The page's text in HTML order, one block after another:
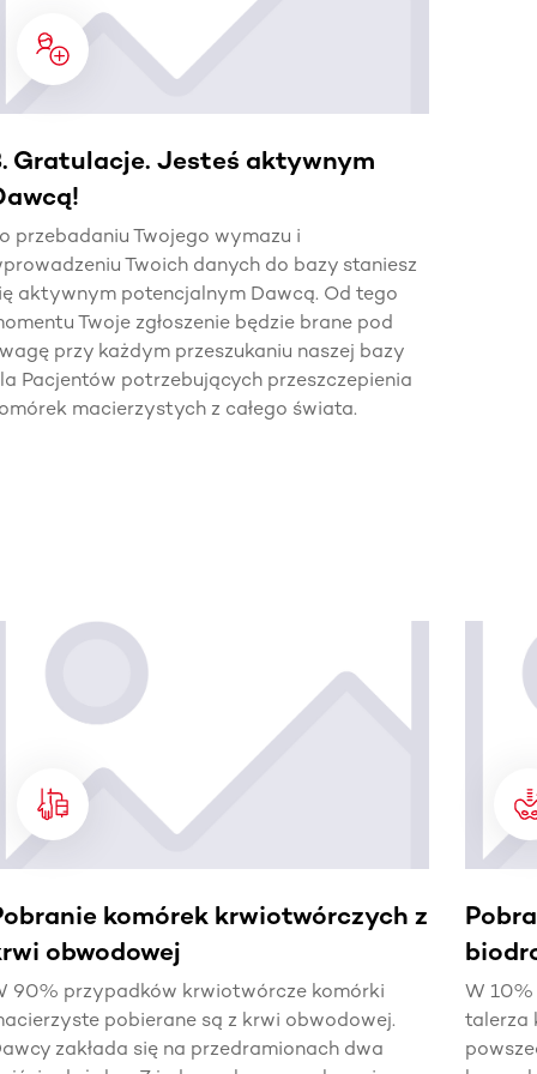
Gratulacje. Jesteś aktywnym
przebadaniu Twojego wymazu i
Twoich danych do bazy staniesz
aktywnym potencjalnym Dawcą. Od tego
Twoje zgłoszenie będzie brane pod
przy każdym przeszukaniu naszej bazy
Pacjentów potrzebujących przeszczepienia
macierzystych z całego świata.
komórek krwiotwórczych z
obwodowej
90% przypadków krwiotwórcze komórki
pobierane są z krwi obwodowej.
zakłada się na przedramionach dwa
W
talerza